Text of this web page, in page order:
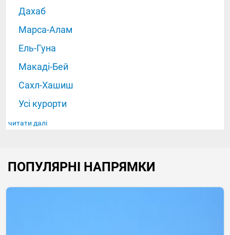
Дахаб
Марса-Алам
Ель-Гуна
Макаді-Бей
Сахл-Хашиш
Усі курорти
читати далі
ПОПУЛЯРНІ НАПРЯМКИ